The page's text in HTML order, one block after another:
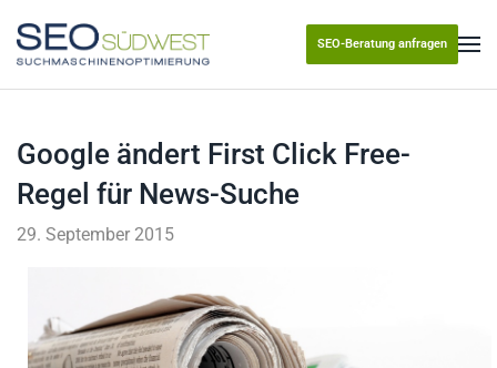
Skip to main content
SEO-Beratung anfragen
Google ändert First Click Free-
Regel für News-Suche
29. September 2015